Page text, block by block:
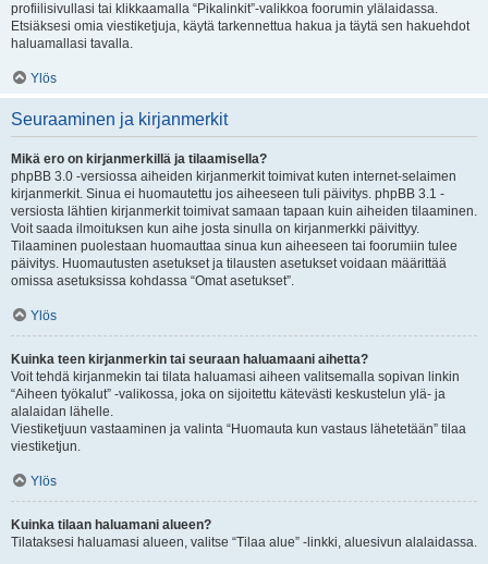
profiilisivullasi tai klikkaamalla “Pikalinkit”-valikkoa foorumin ylälaidassa.
Etsiäksesi omia viestiketjuja, käytä tarkennettua hakua ja täytä sen hakuehdot
haluamallasi tavalla.
Ylös
Seuraaminen ja kirjanmerkit
Mikä ero on kirjanmerkillä ja tilaamisella?
phpBB 3.0 -versiossa aiheiden kirjanmerkit toimivat kuten internet-selaimen
kirjanmerkit. Sinua ei huomautettu jos aiheeseen tuli päivitys. phpBB 3.1 -
versiosta lähtien kirjanmerkit toimivat samaan tapaan kuin aiheiden tilaaminen.
Voit saada ilmoituksen kun aihe josta sinulla on kirjanmerkki päivittyy.
Tilaaminen puolestaan huomauttaa sinua kun aiheeseen tai foorumiin tulee
päivitys. Huomautusten asetukset ja tilausten asetukset voidaan määrittää
omissa asetuksissa kohdassa “Omat asetukset”.
Ylös
Kuinka teen kirjanmerkin tai seuraan haluamaani aihetta?
Voit tehdä kirjanmekin tai tilata haluamasi aiheen valitsemalla sopivan linkin
“Aiheen työkalut” -valikossa, joka on sijoitettu kätevästi keskustelun ylä- ja
alalaidan lähelle.
Viestiketjuun vastaaminen ja valinta “Huomauta kun vastaus lähetetään” tilaa
viestiketjun.
Ylös
Kuinka tilaan haluamani alueen?
Tilataksesi haluamasi alueen, valitse “Tilaa alue” -linkki, aluesivun alalaidassa.